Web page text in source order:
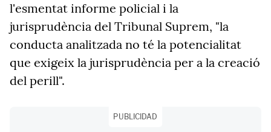
l'esmentat informe policial i la
jurisprudència del Tribunal Suprem, "la
conducta analitzada no té la potencialitat
que exigeix la jurisprudència per a la creació
del perill".
PUBLICIDAD